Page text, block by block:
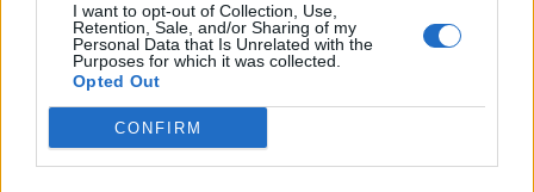
I want to opt-out of Collection, Use,
Retention, Sale, and/or Sharing of my
Personal Data that Is Unrelated with the
Purposes for which it was collected.
Opted Out
CONFIRM
Tonello, Pozzobon, Sanchez-Valarolo,
Palazzini.
All. Cavinato-Minto